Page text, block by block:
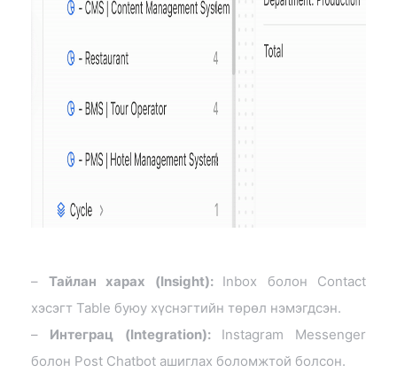
– Тайлан харах (Insight): Inbox болон Contact
хэсэгт Table буюу хүснэгтийн төрөл нэмэгдсэн.
– Интеграц (Integration): Instagram Messenger
болон Post Chatbot ашиглах боломжтой болсон.